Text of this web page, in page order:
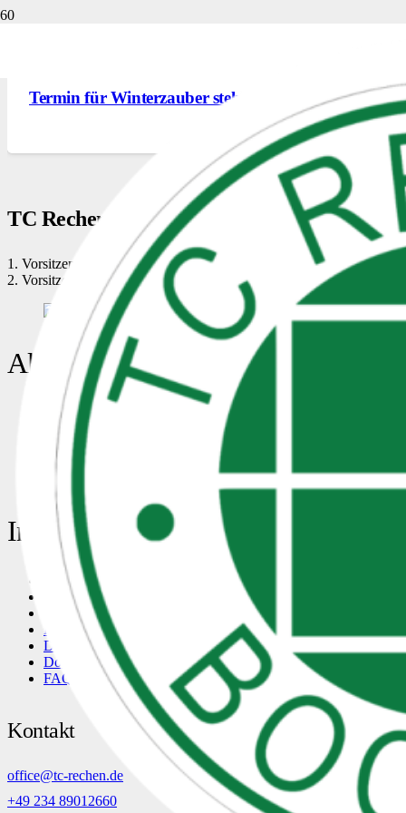
Termin für Winterzauber steht: 14.12. ab 17 Uhr
TC Rechen Im Wiesental e.V.
1. Vorsitzender Michael Wüst
2. Vorsitzende Eva Gorn
Aktuelles
Aufschlag fürs Hospiz
18. Mai 2026
Erste Bundesliga Heimspiel der Saison
Termin für Winterzauber steht: 14.12. ab 17 Uhr
2025
Öffnungszeiten Potthoffs im Winter 23. September 2025
Informationen
Aktuelles
Veranstaltungen
Kontakt
Partner werden
Das Vorstandsteam
Downloads
FAQ – Häufig gestellte Fragen
Kontakt
office@tc-rechen.de
+49 234 89012660